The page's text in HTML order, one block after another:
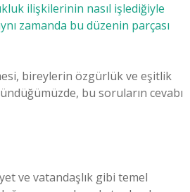
ilişkilerinin nasıl işlediğiyle
zamanda bu düzenin parçası
bireylerin özgürlük ve eşitlik
bu soruların cevabı
ve vatandaşlık gibi temel